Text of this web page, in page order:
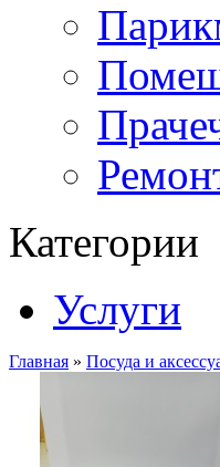
Категории
Услуги
Главная » Посуда и